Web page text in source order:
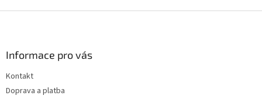
Informace pro vás
Kontakt
Doprava a platba